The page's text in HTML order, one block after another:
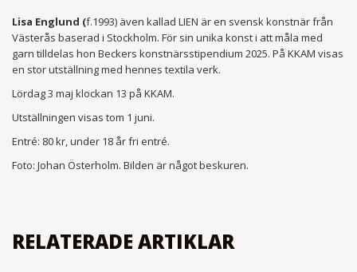
Lisa Englund (f.1993) även kallad LIEN är en svensk konstnär från
Västerås baserad i Stockholm. För sin unika konst i att måla med
garn tilldelas hon Beckers konstnärsstipendium 2025. På KKAM visas
en stor utställning med hennes textila verk.
Lördag 3 maj klockan 13 på KKAM.
Utställningen visas tom 1 juni.
Entré: 80 kr, under 18 år fri entré.
Foto: Johan Österholm. Bilden är något beskuren.
RELATERADE ARTIKLAR